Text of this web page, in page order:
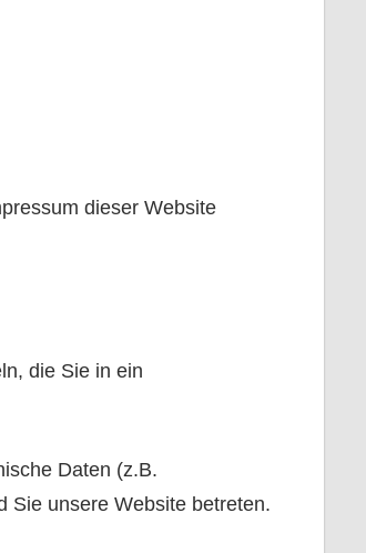
dieser Website
die Sie in ein
Daten (z.B.
Sie unsere Website betreten.